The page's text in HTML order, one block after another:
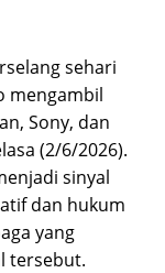
sehari
mengambil
Sony, dan
(2/6/2026).
sinyal
dan hukum
yang
tersebut.